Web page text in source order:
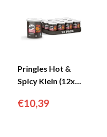
Pringles Hot &
Spicy Klein (12x
€10,39